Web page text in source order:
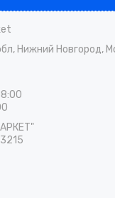
Нижний Новгород,